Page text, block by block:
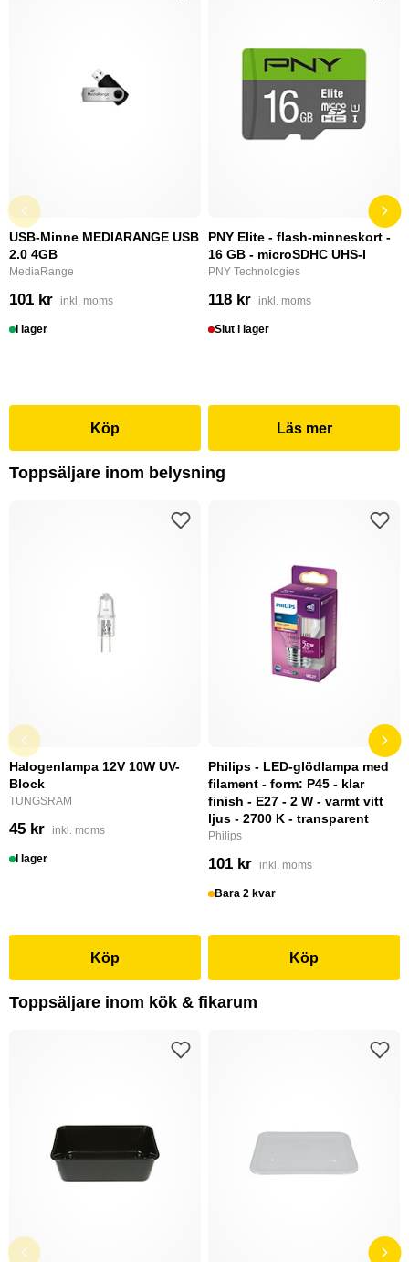
USB-Minne MEDIARANGE USB
2.0 4GB
MediaRange
101 kr inkl. moms
I lager
Köp
PNY Elite - flash-minneskort -
16 GB - microSDHC UHS-I
PNY Technologies
118 kr inkl. moms
Slut i lager
Läs mer
Toppsäljare inom belysning
Halogenlampa 12V 10W UV-
Block
TUNGSRAM
45 kr inkl. moms
I lager
Köp
Philips - LED-glödlampa med
filament - form: P45 - klar
finish - E27 - 2 W - varmt vitt
ljus - 2700 K - transparent
Philips
101 kr inkl. moms
Bara 2 kvar
Köp
Toppsäljare inom kök & fikarum